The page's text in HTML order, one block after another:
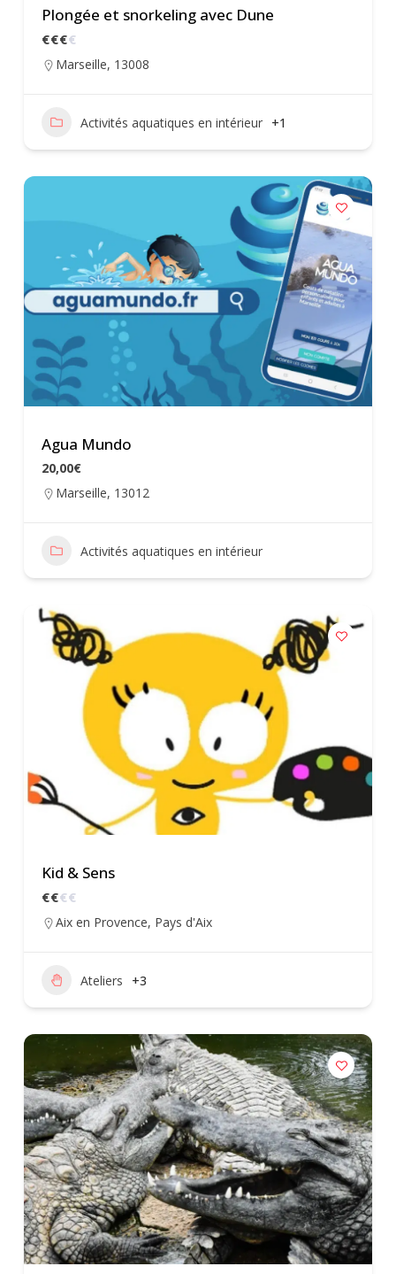
Plongée et snorkeling avec Dune
€€€€
Marseille, 13008
Activités aquatiques en intérieur +1
Agua Mundo
20,00€
Marseille, 13012
Activités aquatiques en intérieur
Kid & Sens
€€€€
Aix en Provence, Pays d'Aix
Ateliers +3